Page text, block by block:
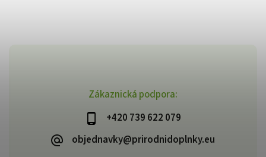
Zákaznická podpora:
+420 739 622 079
objednavky@prirodnidoplnky.eu